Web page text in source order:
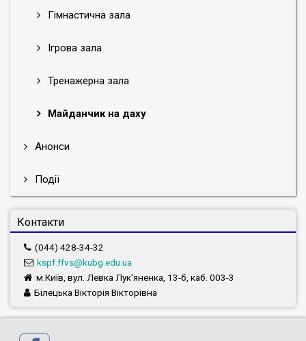
Гімнастична зала
Ігрова зала
Тренажерна зала
Майданчик на даху
Анонси
Події
Контакти
(044) 428-34-32
kspf.ffvs@kubg.edu.ua
м.Київ, вул. Левка Лук'яненка, 13-б, каб. 003-3
Білецька Вікторія Вікторівна